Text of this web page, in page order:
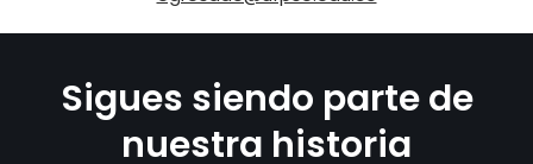
Sigues siendo parte de
nuestra historia